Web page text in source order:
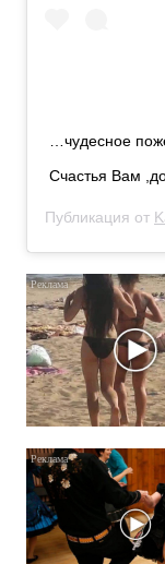
…чудесное
Счастья Вам
Публикация от